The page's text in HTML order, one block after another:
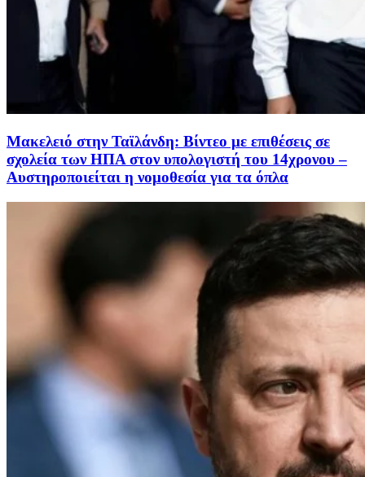
Μακελειό στην Ταϊλάνδη: Βίντεο με επιθέσεις σε
σχολεία των ΗΠΑ στον υπολογιστή του 14χρονου –
Αυστηροποιείται η νομοθεσία για τα όπλα